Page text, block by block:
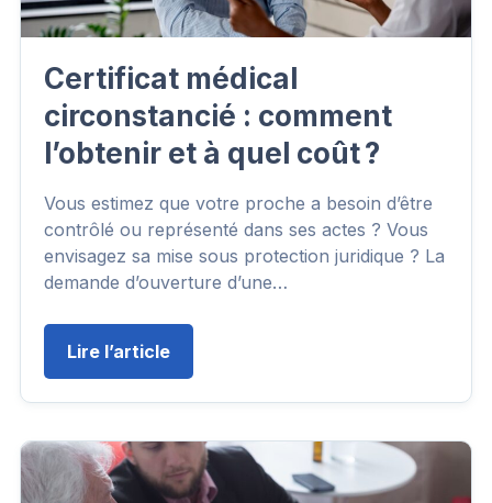
Certificat médical
circonstancié : comment
l’obtenir et à quel coût ?
Vous estimez que votre proche a besoin d’être
contrôlé ou représenté dans ses actes ? Vous
envisagez sa mise sous protection juridique ? La
demande d’ouverture d’une…
Lire l’article